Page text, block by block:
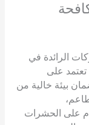
الرائدة في
على
بيئة خالية من
على الحشرات